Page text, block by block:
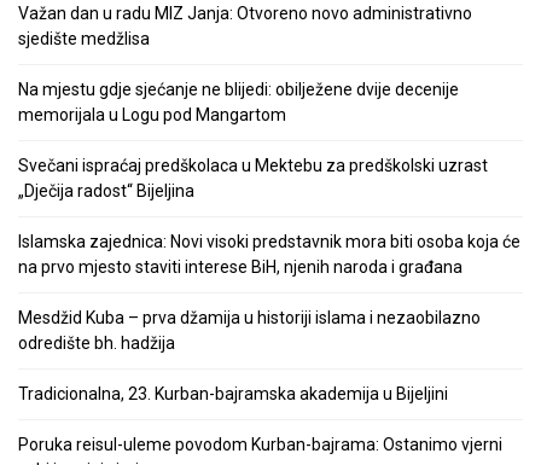
Važan dan u radu MIZ Janja: Otvoreno novo administrativno
sjedište medžlisa
Na mjestu gdje sjećanje ne blijedi: obilježene dvije decenije
memorijala u Logu pod Mangartom
Svečani ispraćaj predškolaca u Mektebu za predškolski uzrast
„Dječija radost“ Bijeljina
Islamska zajednica: Novi visoki predstavnik mora biti osoba koja će
na prvo mjesto staviti interese BiH, njenih naroda i građana
Mesdžid Kuba – prva džamija u historiji islama i nezaobilazno
odredište bh. hadžija
Tradicionalna, 23. Kurban-bajramska akademija u Bijeljini
Poruka reisul-uleme povodom Kurban-bajrama: Ostanimo vjerni